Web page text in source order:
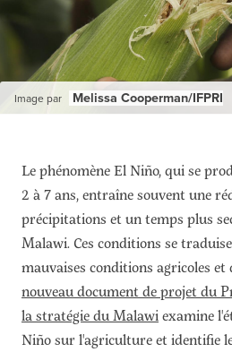
Food Security
Africa South of the Sahara:
L'Afrique au Sud du
Image par Melissa Cooperman/IFPRI
Le phénomène El Niño, qui se
2 à 7 ans, entraîne souvent une
précipitations et un temps plus
Malawi. Ces conditions se
mauvaises conditions agricoles
nouveau document de projet du
la stratégie du Malawiexamine
Niño sur l'agriculture et identifie